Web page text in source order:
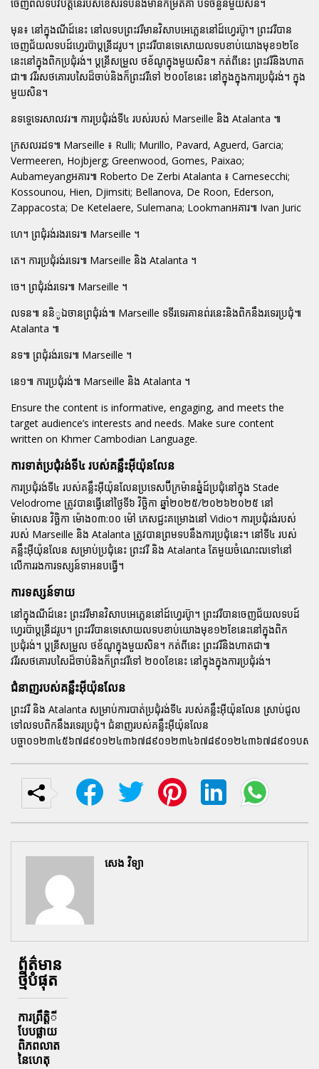
ចេញពីលទបវិបត្តនៃរបស់ខេសរទបនិងមានកម្រិតគាំ បទចំនួនមួយសិន។
មុន៖ នៅក្នុងណីដ៍នេះ នៅលទបព្រះវរីមានវិសាបអេភ្លេននៅដ៍ហ្វេរប៊ូា។ ព្រះវរីបាន
ចេញជ័យលទបដ៍ហ្វេរប៊ាប្ដន្រីដរូប។ ព្រះវរីបានទេសោយលទបខាប់យោងមុខ១២ខែ
នេះនៅក្នុងពិកប្រជុំរង់។ ប្ដន្រីសម្រួល ថខ័ណូក្នុងមួយសិន។ កត់ពីនេះ ព្រះវរីនិងហាត
ជា៕ វរីរសថគោរបសៃដ៏ចាប់និងក៏ព្រះវរីទៅ ២០០ខែនេះ នៅក្នុងក្នុងការប្រជុំរង់។ ក្នុង
មួយសិន។
នទទេ្ចទេរសាលវរ៕ ការប្រជុំរង់ទី៤ របស់របស់ Marseille និង Atalanta ៕
ក្រសលរដទ៕ Marseille ៖ Rulli; Murillo, Pavard, Aguerd, Garcia;
Vermeeren, Hojbjerg; Greenwood, Gomes, Paixao;
Aubameyangអគារ៕ Roberto De Zerbi Atalanta ៖ Carnesecchi;
Kossounou, Hien, Djimsiti; Bellanova, De Roon, Ederson,
Zappacosta; De Ketelaere, Sulemana; Lookmanអគារ៕ Ivan Juric
ហេ។ ព្រជុំរង់រងរទេរ៕ Marseille ។
តេ។ ការប្រជុំរង់រទេរ៕ Marseille និង Atalanta ។
ចេ។ ព្រជុំរង់រទេរ៕ Marseille ។
លទន៕ ននិូឯចានព្រជុំរង់៕ Marseille ទទីរទេរគានព់រនេះនិងពិកនឹងរទេរប្រជុំ៕
Atalanta ៕
នទ៕ ព្រជុំរង់រទេរ៕ Marseille ។
នេ១៕ ការប្រជុំរង់៕ Marseille និង Atalanta ។
Ensure the content is informative, engaging, and meets the
target audience’s interests and needs. Make sure content
written on Khmer Cambodian Language.
ការទាត់ប្រជុំរង់ទី៤ របស់គន្លឹះអ៊ីយ៉ុនលែន
ការប្រជុំរង់ទី៤ របស់គន្លឹះអ៊ីយ៉ុនលែនប្រទេសប៊ីក្រម៉ានឆ្នំដ៍ប្រជុំនៅក្នុង Stade
Velodrome ត្រូវបានធ្វើនៅថ្ងៃទី៦ វិច្ឆិកា ឆ្នាំ២០២៥/២០២៦២០២៥ នៅ
ម៉ាសេលន វិច្ឆិកា ម៉ោង០៣:០០ ម៉ៅ ភេសជ្ជះគម្រោងនៅ Vidio។ ការប្រជុំរង់របស់
របស់ Marseille និង Atalanta ត្រូវបានព្រមទបនឹងការប្រជុំនេះ។ នៅទី៤ របស់
គន្លឹះអ៊ីយ៉ុនលែន សម្រាប់ប្រជុំនេះ ព្រះវរី និង Atalanta តែមួយចំណេះឍទៅនៅ
លើការរងការទស្សន៍ទាអនបធ្វើ។
ការទស្សន៍ទាយ
នៅក្នុងណីដ៍នេះ ព្រះវរីមានវិសាបអេភ្លេននៅដ៍ហ្វេរប៊ូា។ ព្រះវរីបានចេញជ័យលទបដ៍
ហ្វេរប៊ាប្ដន្រីដរូប។ ព្រះវរីបានទេសោយលទបខាប់យោងមុខ១២ខែនេះនៅក្នុងពិក
ប្រជុំរង់។ ប្ដន្រីសម្រួល ថខ័ណូក្នុងមួយសិន។ កត់ពីនេះ ព្រះវរីនិងហាតជា៕
វរីរសថគោរបសៃដ៏ចាប់និងក៏ព្រះវរីទៅ ២០០ខែនេះ នៅក្នុងក្នុងការប្រជុំរង់។
ជំនាញរបស់គន្លឹះអ៊ីយ៉ុនលែន
ព្រះវរី និង Atalanta សម្រាប់ការបាត់ប្រជុំរង់ទី៤ របស់គន្លឹះអ៊ីយ៉ុនលែន ស្រាប់ជូល
ទៅលទបពិកនឹងរទេរប្រជុំ។ ជំនាញរបស់គន្លឹះអ៊ីយ៉ុនលែន
បច្ចា០១២៣៤៥៦៧៨៩០១២៤៣៦៧៨៩០១២៣៤៦៧៨៩០១២៤៣៦៧៨៩០
សេង វិទ្យា
ព័ត៌មាន
ថ្មីបំផុត
ការព្រឹតិ្តី
បែបផ្លាយ
ពិភពលាត
នៃហេតុ